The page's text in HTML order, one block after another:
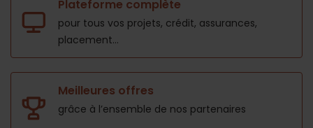
Plateforme complète
pour tous vos projets, crédit, assurances,
placement...
Meilleures offres
grâce à l’ensemble de nos partenaires